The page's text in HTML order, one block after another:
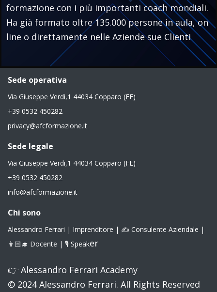
formazione con i più importanti coach mondiali.
Ha già formato oltre 135.000 persone in aula, on
line o direttamente nelle Aziende sue Clienti
Sede operativa
Via Giuseppe Verdi,1 44034 Copparo (FE)
+39 0532 450282
privacy@afcformazione.it
Sede legale
Via Giuseppe Verdi,1 44034 Copparo (FE)
+39 0532 450282
info@afcformazione.it
Chi sono
Alessandro Ferrari | Imprenditore | ✍️ Consulente Aziendale |
👨🏻‍🎓 Docente | 🎙 Speaker
👉 Alessandro Ferrari Academy
© 2024 Alessandro Ferrari. All Rights Reserved